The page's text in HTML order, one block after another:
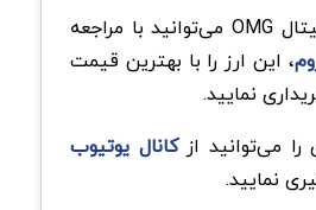
برای تهیه ارز دیجیتال OMG می‌توانید با مراجعه
، این ارز را با بهترین قیمت
نمایید.
می‌توانید از کانال یوتیوب
نمایید.